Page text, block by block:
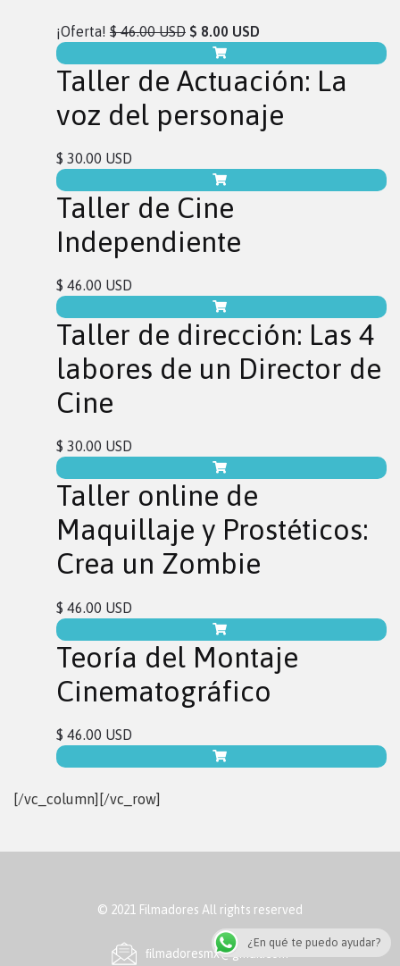
¡Oferta! $ 46.00 USD $ 8.00 USD
Taller de Actuación: La
voz del personaje
$ 30.00 USD
Taller de Cine
Independiente
$ 46.00 USD
Taller de dirección: Las 4
labores de un Director de
Cine
$ 30.00 USD
Taller online de
Maquillaje y Prostéticos:
Crea un Zombie
$ 46.00 USD
Teoría del Montaje
Cinematográfico
$ 46.00 USD
[/vc_column][/vc_row]
© 2021 Filmadores All rights reserved
ﬁlmadoresmx@gmail.com
¿En qué te puedo ayudar?